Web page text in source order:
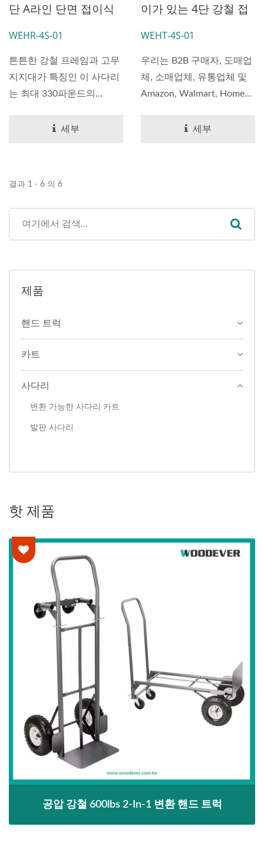
단 A라인 단면 접이식
WEHR-4S-01
튼튼한 강철 프레임과 고무
지지대가 특징인 이 사다리
는 최대 330파운드의...
세부
이가 있는 4단 강철 접
매 (150 Kg 적재)
WEHT-4S-01
우리는 B2B 구매자, 도매업
체, 소매업체, 유통업체 및
Amazon, Walmart, Home...
세부
결과 1 - 6 의 6
제품
핸드 트럭
카트
사다리
변환 가능한 사다리 카트
발판 사다리
핫 제품
공압 강철 600lbs 2-In-1 변환 핸드 트럭